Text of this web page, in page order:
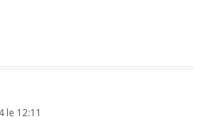
le 12:11